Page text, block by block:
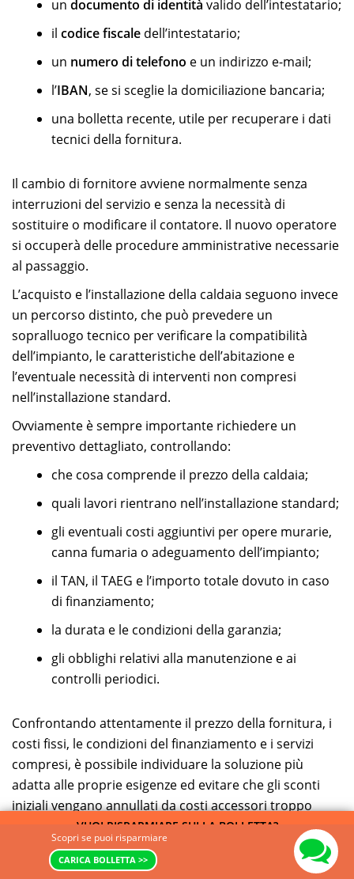
un documento di identità valido dell’intestatario;
il codice fiscale dell’intestatario;
un numero di telefono e un indirizzo e-mail;
l’IBAN, se si sceglie la domiciliazione bancaria;
una bolletta recente, utile per recuperare i dati
tecnici della fornitura.
Il cambio di fornitore avviene normalmente senza
interruzioni del servizio e senza la necessità di
sostituire o modificare il contatore. Il nuovo operatore
si occuperà delle procedure amministrative necessarie
al passaggio.
L’acquisto e l’installazione della caldaia seguono invece
un percorso distinto, che può prevedere un
sopralluogo tecnico per verificare la compatibilità
dell’impianto, le caratteristiche dell’abitazione e
l’eventuale necessità di interventi non compresi
nell’installazione standard.
Ovviamente è sempre importante richiedere un
preventivo dettagliato, controllando:
che cosa comprende il prezzo della caldaia;
quali lavori rientrano nell’installazione standard;
gli eventuali costi aggiuntivi per opere murarie,
canna fumaria o adeguamento dell’impianto;
il TAN, il TAEG e l’importo totale dovuto in caso
di finanziamento;
la durata e le condizioni della garanzia;
gli obblighi relativi alla manutenzione e ai
controlli periodici.
Confrontando attentamente il prezzo della fornitura, i
costi fissi, le condizioni del finanziamento e i servizi
compresi, è possibile individuare la soluzione più
adatta alle proprie esigenze ed evitare che gli sconti
iniziali vengano annullati da costi accessori troppo
PSV gas del venerdì
03/07/2026: 0,47308 €/Smc
PUN – Aggiornamento del
04/07/2026»
VUOI RISPARMIARE SULLA BOLLETTA?
CONFRONTA LE OFFERTE GAS
Scopri se puoi risparmiare
CARICA BOLLETTA >>